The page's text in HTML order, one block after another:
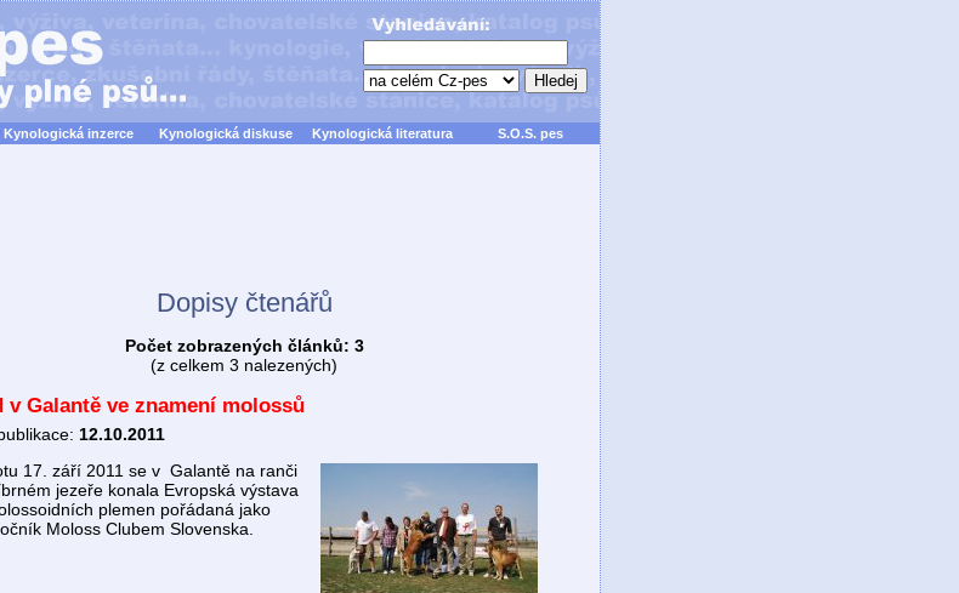
Kynologická inzerce Kynologická diskuse Kynologická literatura S.O.S. pes
Dopisy čtenářů
Počet zobrazených článků: 3
(z celkem 3 nalezených)
v Galantě ve znamení molossů
12.10.2011
17. září 2011 se v Galantě na ranči
jezeře konala Evropská výstava
plemen pořádaná jako
Moloss Clubem Slovenska.